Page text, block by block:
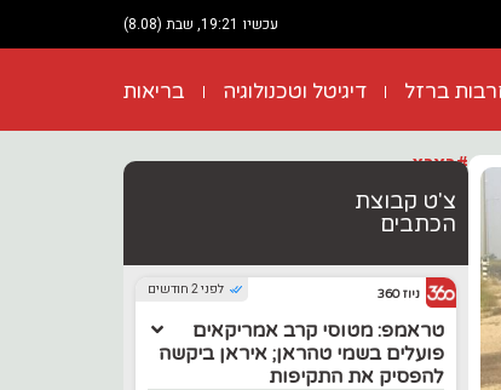
עכשיו 19:21, שבת (8.08)
ברזל דיגיטל וטכנולוגיה בריאות
#בארץ
צ'ט קבוצת
הכתבים
לפני 2 חודשים ניוז 360
טראמפ: מטוסי קרב אמריקאים
פועלים בשמי טהראן; איראן ביקשה
להפסיק את התקיפות